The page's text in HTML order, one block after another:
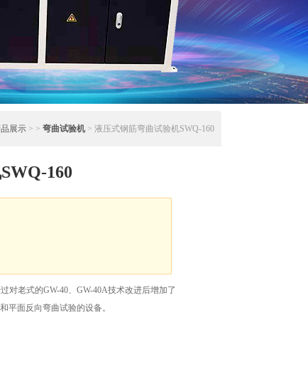
展示 > > 弯曲试验机 > 液压式钢筋弯曲试验机SWQ-160
160
对老式的GW-40、GW-40A技术改进后增加了
平面反向弯曲试验的设备。